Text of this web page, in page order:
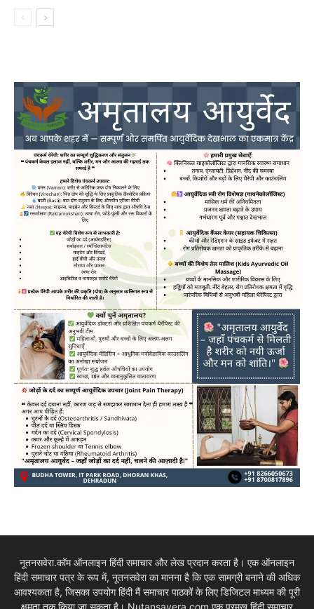
नूतनसवेरा.कॉम ऑनलाइन हिंदी समाचार और लेख प्रदान करता है। एक ऑनलाइन
हिंदी समाचार पत्र के रूप में, नूतनसवेरा का मानना है कि एक सामग्री बनाने की अधिक
आवश्यकता है, जिसका उपयोग हिंदी मैं समाचार पाठकों के लिए डिजिटल माध्यम की पूरी
क्षमता तक किया जा सकता है। Nutansavera.com एक प्रमुख हिंदी समाचार